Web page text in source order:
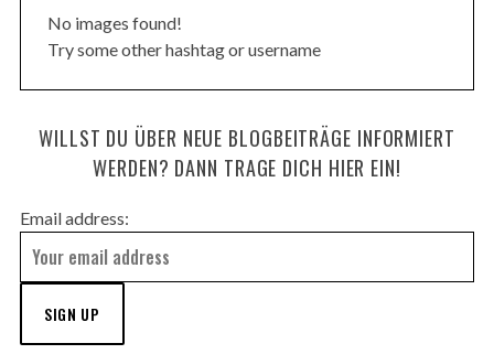
No images found!
Try some other hashtag or username
WILLST DU ÜBER NEUE BLOGBEITRÄGE INFORMIERT
WERDEN? DANN TRAGE DICH HIER EIN!
Email address: